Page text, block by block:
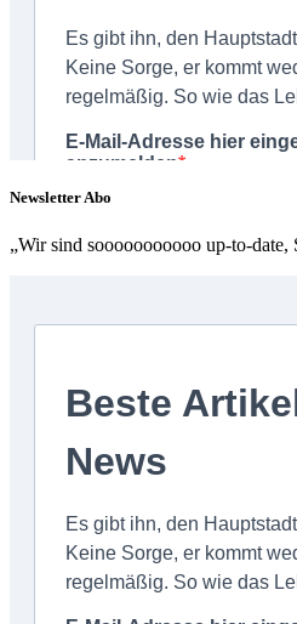
Newsletter Abo
„Wir sind sooooooooooo up-to-date,